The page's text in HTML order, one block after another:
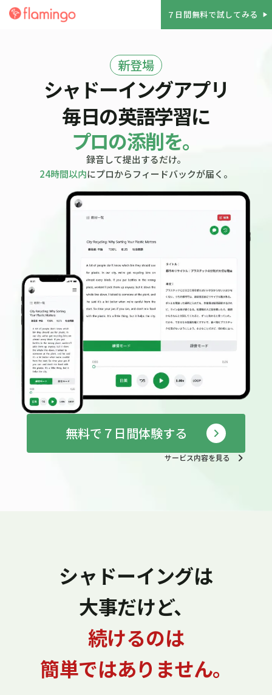
７日間無料で試してみる play_arrow
新登場
シャドーイングアプリ
毎日の英語学習に
プロの添削を。
録音して提出するだけ。
24時間以内にプロからフィードバックが届く。
無料で７日間体験する
サービス内容を見る
シャドーイングは
大事だけど、
続けるのは
簡単ではありません。